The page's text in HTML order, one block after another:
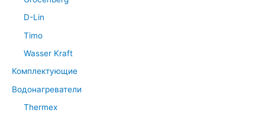
D-Lin
Timo
Wasser Kraft
Комплектующие
Водонагреватели
Thermex